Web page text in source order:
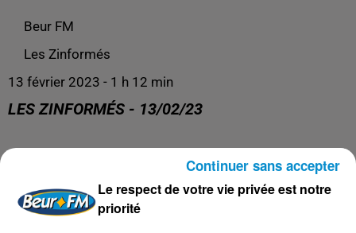
Beur FM
Les Zinformés
13 février 2023 - 1 h 12 min
LES ZINFORMÉS - 13/02/23
Les Zinformés, le rendez-vous avec l'actualité, tous les
Le respect de votre vie privée est notre
priorité
Continuer sans accepter